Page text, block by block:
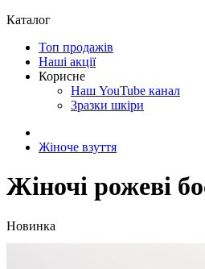
Каталог
Топ продажів
Наші акції
Корисне
Наш YouTube канал
Зразки шкіри
Жіноче взуття
Жіночі рожеві
Новинка